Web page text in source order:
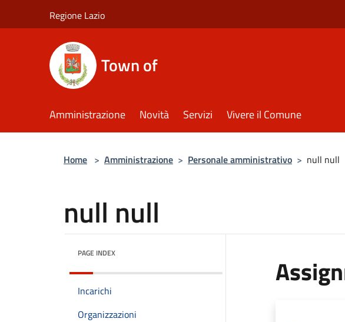
Regione Lazio
Town of
Amministrazione Novità Servizi Vivere il Comune
Home > Amministrazione > Personale amministrativo > null null
null null
PAGE INDEX
Incarichi
Organizzazioni